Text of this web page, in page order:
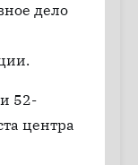
дело
52-
центра